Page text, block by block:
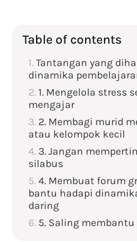
Table of contents
Tantangan yang
dinamika
1. Mengelola stress
mengajar
2. Membagi murid
atau kelompok kecil
3. Jangan
silabus
4. Membuat forum
bantu hadapi
daring
5. Saling membantu